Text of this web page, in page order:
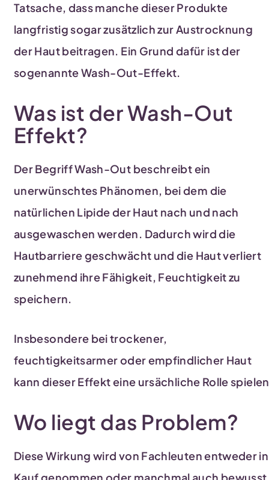
Tatsache, dass manche dieser Produkte
langfristig sogar zusätzlich zur Austrocknung
der Haut beitragen. Ein Grund dafür ist der
sogenannte Wash-Out-Effekt.
Was ist der Wash-Out
Effekt?
Der Begriff Wash-Out beschreibt ein
unerwünschtes Phänomen, bei dem die
natürlichen Lipide der Haut nach und nach
ausgewaschen werden. Dadurch wird die
Hautbarriere geschwächt und die Haut verliert
zunehmend ihre Fähigkeit, Feuchtigkeit zu
speichern.
Insbesondere bei trockener,
feuchtigkeitsarmer oder empfindlicher Haut
kann dieser Effekt eine ursächliche Rolle
Wo liegt das Problem?
Diese Wirkung wird von Fachleuten entweder in